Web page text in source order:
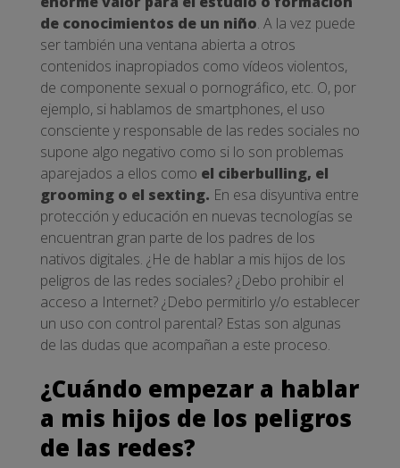
de conocimientos de un niño. A la vez puede
ser también una ventana abierta a otros
contenidos inapropiados como vídeos violentos,
de componente sexual o pornográfico, etc. O, por
ejemplo, si hablamos de smartphones, el uso
consciente y responsable de las redes sociales no
supone algo negativo como si lo son problemas
aparejados a ellos como el ciberbulling, el
grooming o el sexting. En esa disyuntiva entre
protección y educación en nuevas tecnologías se
encuentran gran parte de los padres de los
nativos digitales. ¿He de hablar a mis hijos de los
peligros de las redes sociales? ¿Debo prohibir el
acceso a Internet? ¿Debo permitirlo y/o establecer
un uso con control parental? Estas son algunas
de las dudas que acompañan a este proceso.
¿Cuándo empezar a hablar
a mis hijos de los peligros
de las redes?